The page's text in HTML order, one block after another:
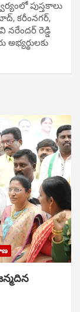
పుస్తకాలు
కరీంనగర్,
నరేందర్ రెడ్డి